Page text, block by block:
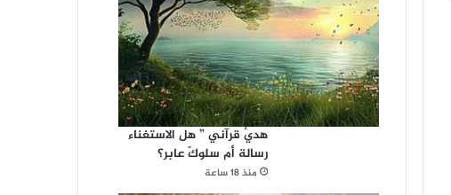
هديٌ قرآني ” هل الاستغناء
رسالة أم سلوكً عابر؟
منذ 18 ساعة